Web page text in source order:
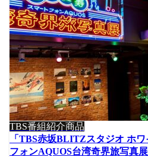
TBS番組紹介商品
「TBS赤坂BLITZスタジオ ホ
フォンAQUOS台湾奇界旅写真